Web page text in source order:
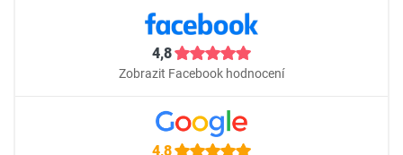
4,8
Zobrazit Facebook hodnocení
4,8